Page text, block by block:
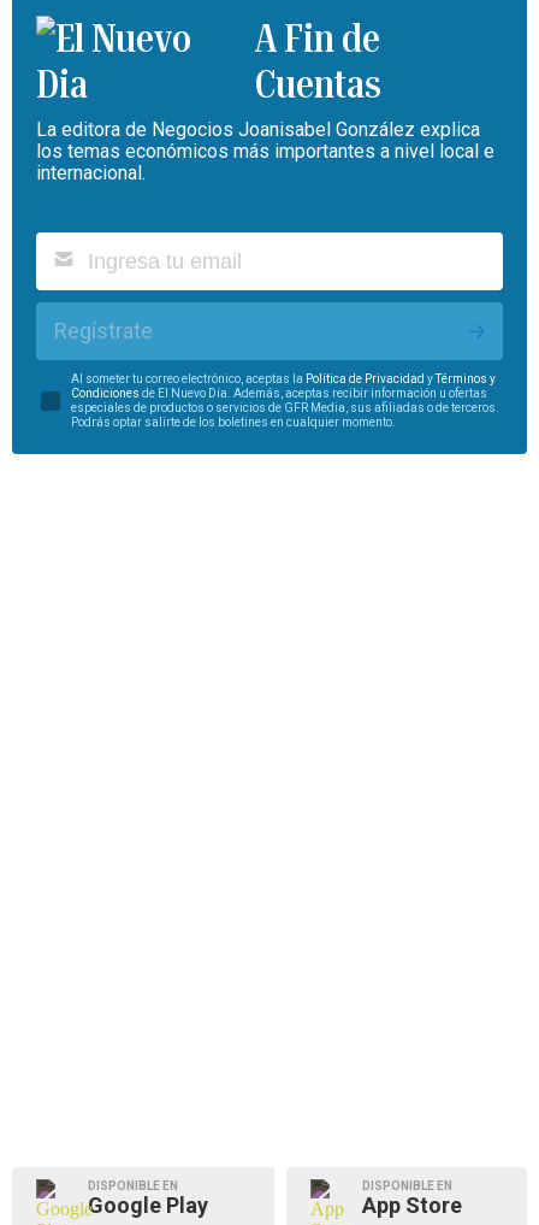
A Fin de
Cuentas
La editora de Negocios Joanisabel González explica
los temas económicos más importantes a nivel local e
internacional.
Regístrate
Al someter tu correo electrónico, aceptas la Política de Privacidad yTérminos y
Condiciones de El Nuevo Día. Además, aceptas recibir información u ofertas
especiales de productos o servicios de GFR Media, sus afiliadas o de terceros.
Podrás optar salirte de los boletines en cualquier momento.
DISPONIBLE EN
Google Play
DISPONIBLE EN
App Store